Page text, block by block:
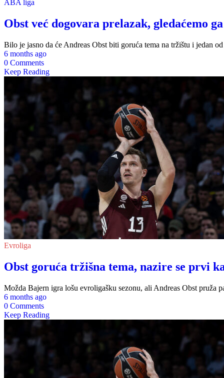
ABA liga
Obst već dogovara prelazak, gledaćemo
Bilo je jasno da će Andreas Obst biti goruća tema na tržištu i jedan
6 months ago
0 Comments
Keep Reading
Evroliga
Obst goruća tržišna tema, nazire se prvi
Možda Bajern igra lošu evroligašku sezonu, ali Andreas Obst pruža
6 months ago
0 Comments
Keep Reading